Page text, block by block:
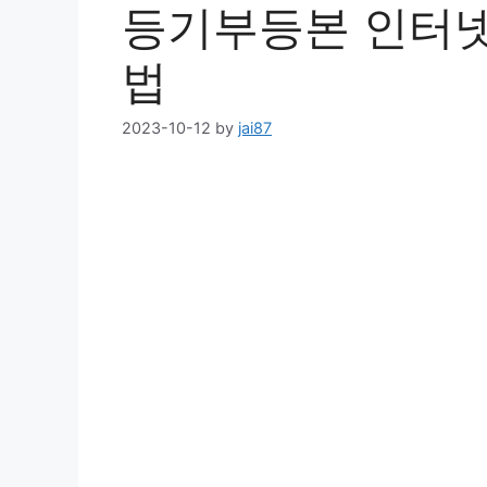
등기부등본 인터
법
2023-10-12 by jai87